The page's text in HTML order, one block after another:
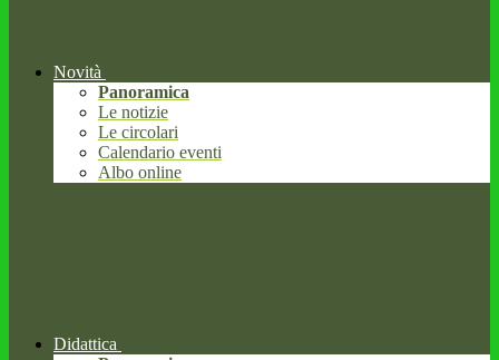
Novità
Panoramica
Le notizie
Le circolari
Calendario eventi
Albo online
Didattica